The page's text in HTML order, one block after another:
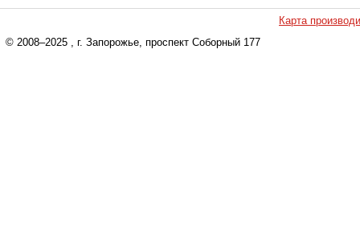
Карта
© 2008–2025 , г. Запорожье, проспект Соборный 177